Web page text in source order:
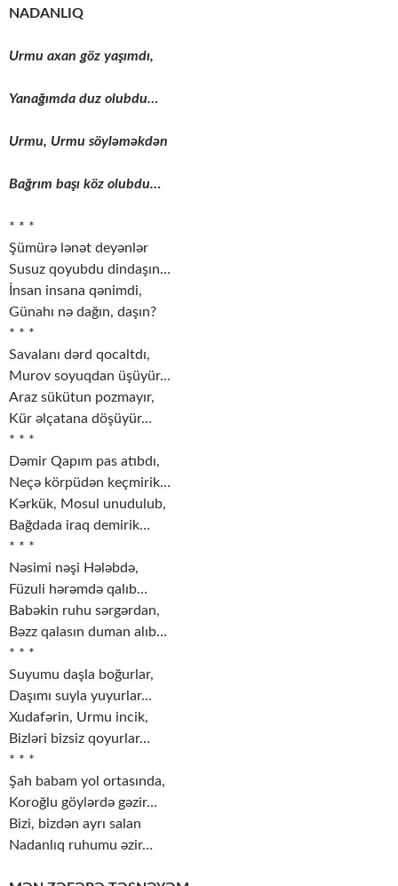
NADANLIQ
Urmu axan göz yaşımdı,
Yanağımda duz olubdu…
Urmu, Urmu söyləməkdən
Bağrım başı köz olubdu…
* * *
Şümürə lənət deyənlər
Susuz qoyubdu dindaşın…
İnsan insana qənimdi,
Günahı nə dağın, daşın?
* * *
Savalanı dərd qocaltdı,
Murov soyuqdan üşüyür…
Araz sükütun pozmayır,
Kür əlçatana döşüyür…
* * *
Dəmir Qapım pas atıbdı,
Neçə körpüdən keçmirik…
Kərkük, Mosul unudulub,
Bağdada iraq demirik…
* * *
Nəsimi nəşi Hələbdə,
Füzuli hərəmdə qalıb…
Babəkin ruhu sərgərdan,
Bəzz qalasın duman alıb…
* * *
Suyumu daşla boğurlar,
Daşımı suyla yuyurlar…
Xudafərin, Urmu incik,
Bizləri bizsiz qoyurlar…
* * *
Şah babam yol ortasında,
Koroğlu göylərdə gəzir…
Bizi, bizdən ayrı salan
Nadanlıq ruhumu əzir…